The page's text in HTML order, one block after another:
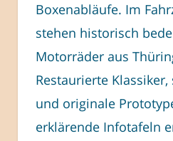
Boxenabläufe. Im
stehen historisch
Motorräder aus
Restaurierte
und originale
erklärende Infotafeln